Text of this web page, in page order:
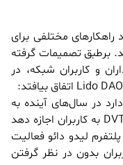
راهکارهای مختلفی برای
برطبق تصمیمات گرفته
و کاربران شبکه، در
در سال‌های آینده به
کمک فناوری اعتبارسنجی توزیع شده یا DVT به کاربران اجازه دهد
لیدو دائو فعالیت
بدون در نظر گرفتن